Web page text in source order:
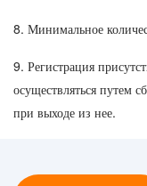
8. Минимальное
9. Регистрация
осуществляться путем
при выходе из нее.